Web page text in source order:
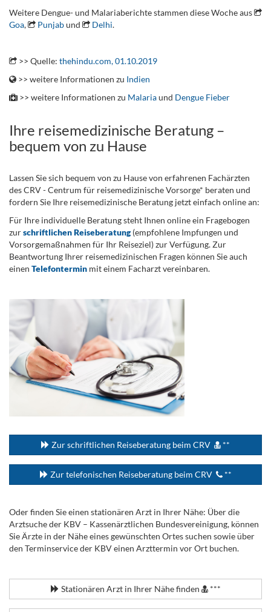
Weitere Dengue- und Malariaberichte stammen diese Woche aus
Goa, Punjabund Delhi.
>> Quelle: thehindu.com, 01.10.2019
>> weitere Informationen zu Indien
>> weitere Informationen zu Malariaund Dengue Fieber
Ihre reisemedizinische Beratung –
bequem von zu Hause
Lassen Sie sich bequem von zu Hause von erfahrenen Fachärzten
des CRV - Centrum für reisemedizinische Vorsorge* beraten und
fordern Sie Ihre reisemedizinische Beratung jetzt einfach online an:
Für Ihre individuelle Beratung steht Ihnen online ein Fragebogen
zurschriftlichen Reiseberatung(empfohlene Impfungen und
Vorsorgemaßnahmen für Ihr Reiseziel) zur Verfügung. Zur
Beantwortung Ihrer reisemedizinischen Fragen können Sie auch
einen Telefontermin mit einem Facharzt vereinbaren.
Zur schriftlichen Reiseberatung beim CRV **
Zur telefonischen Reiseberatung beim CRV **
Oder finden Sie einen stationären Arzt in Ihrer Nähe: Über die
Arztsuche der KBV – Kassenärztlichen Bundesvereinigung, können
Sie Ärzte in der Nähe eines gewünschten Ortes suchen sowie über
den Terminservice der KBV einen Arzttermin vor Ort buchen.
Stationären Arzt in Ihrer Nähe finden ***